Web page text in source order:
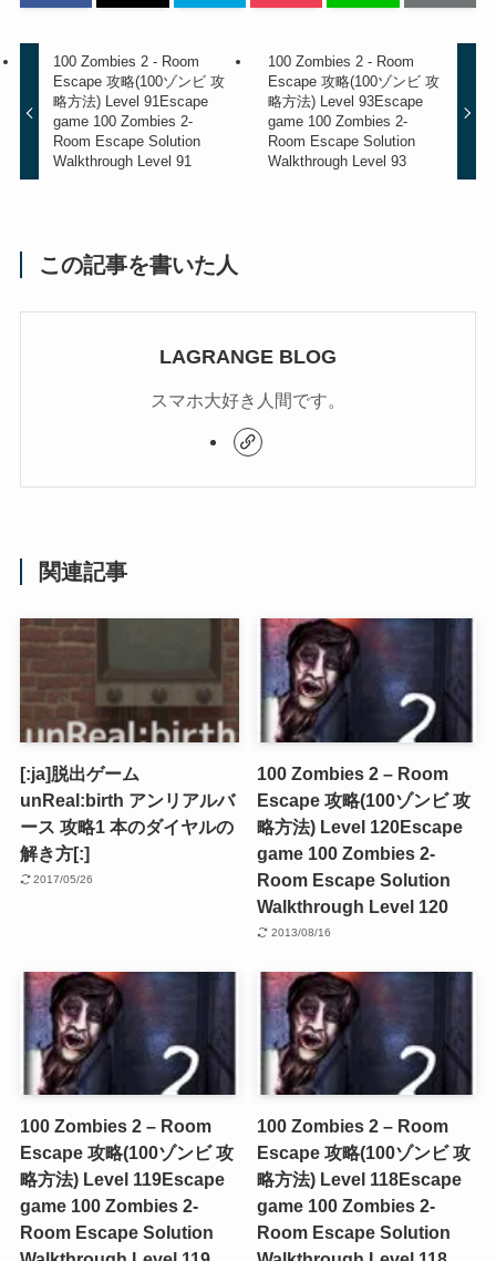
100 Zombies 2 - Room
Escape 攻略(100ゾンビ 攻
略方法) Level 91Escape
game 100 Zombies 2-
Room Escape Solution
Walkthrough Level 91
100 Zombies 2 - Room
Escape 攻略(100ゾンビ 攻
略方法) Level 93Escape
game 100 Zombies 2-
Room Escape Solution
Walkthrough Level 93
この記事を書いた人
LAGRANGE BLOG
スマホ大好き人間です。
関連記事
[:ja]脱出ゲーム
unReal:birth アンリアルバ
ース 攻略1 本のダイヤルの
解き方[:]
2017/05/26
100 Zombies 2 – Room
Escape 攻略(100ゾンビ 攻
略方法) Level 120Escape
game 100 Zombies 2-
Room Escape Solution
Walkthrough Level 120
2013/08/16
100 Zombies 2 – Room
Escape 攻略(100ゾンビ 攻
略方法) Level 119Escape
game 100 Zombies 2-
Room Escape Solution
100 Zombies 2 – Room
Escape 攻略(100ゾンビ 攻
略方法) Level 118Escape
game 100 Zombies 2-
Room Escape Solution